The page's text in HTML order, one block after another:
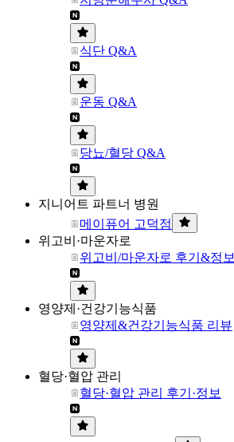
식단 Q&A
운동 Q&A
당뇨/혈당 Q&A
지니어트 파트너 병원
메이퓨어 고덕점
위고비·마운자로
위고비/마운자로 후기&정보
영양제·건강기능식품
영양제&건강기능식품 리뷰
혈당·혈압 관리
혈당·혈압 관리 후기·정보